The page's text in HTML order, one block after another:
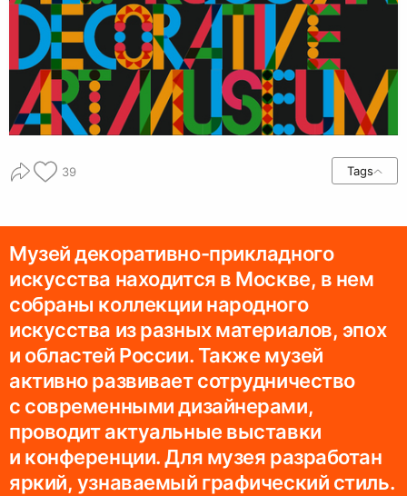
39 Tags
Музей декоративно-прикладного
искусства находится в Москве, в нем
собраны коллекции народного
искусства из разных материалов, эпох
и областей России. Также музей
активно развивает сотрудничество
с современными дизайнерами,
проводит актуальные выставки
и конференции. Для музея разработан
яркий, узнаваемый графический стиль.